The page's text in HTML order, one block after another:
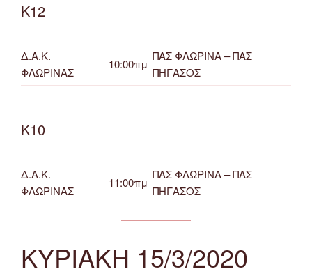
Κ12
Δ.Α.Κ.
ΦΛΩΡΙΝΑΣ
10:00πμ
ΠΑΣ ΦΛΩΡΙΝΑ – ΠΑΣ
ΠΗΓΑΣΟΣ
Κ10
Δ.Α.Κ.
ΦΛΩΡΙΝΑΣ
11:00πμ
ΠΑΣ ΦΛΩΡΙΝΑ – ΠΑΣ
ΠΗΓΑΣΟΣ
ΚΥΡΙΑΚΗ 15/3/2020